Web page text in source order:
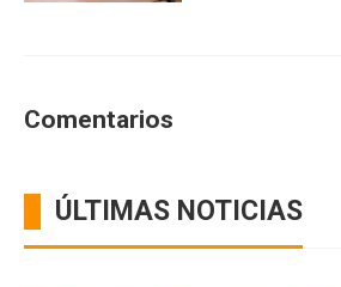
Comentarios
ÚLTIMAS NOTICIAS